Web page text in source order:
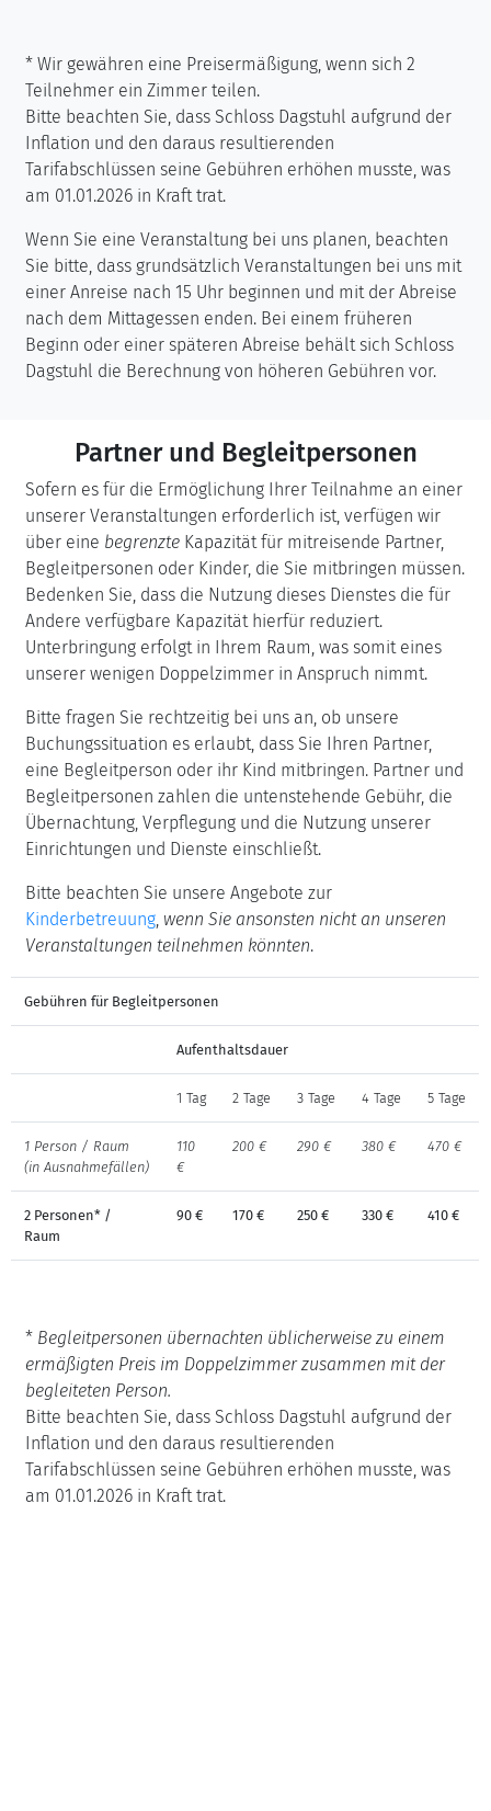
* Wir gewähren eine Preisermäßigung, wenn sich 2
Teilnehmer ein Zimmer teilen.
Bitte beachten Sie, dass Schloss Dagstuhl aufgrund der
Inflation und den daraus resultierenden
Tarifabschlüssen seine Gebühren erhöhen musste, was
am 01.01.2026 in Kraft trat.
Wenn Sie eine Veranstaltung bei uns planen, beachten
Sie bitte, dass grundsätzlich Veranstaltungen bei uns mit
einer Anreise nach 15 Uhr beginnen und mit der Abreise
nach dem Mittagessen enden. Bei einem früheren
Beginn oder einer späteren Abreise behält sich Schloss
Dagstuhl die Berechnung von höheren Gebühren vor.
Partner und Begleitpersonen
Sofern es für die Ermöglichung Ihrer Teilnahme an einer
unserer Veranstaltungen erforderlich ist, verfügen wir
über eine begrenzte Kapazität für mitreisende Partner,
Begleitpersonen oder Kinder, die Sie mitbringen müssen.
Bedenken Sie, dass die Nutzung dieses Dienstes die für
Andere verfügbare Kapazität hierfür reduziert.
Unterbringung erfolgt in Ihrem Raum, was somit eines
unserer wenigen Doppelzimmer in Anspruch nimmt.
Bitte fragen Sie rechtzeitig bei uns an, ob unsere
Buchungssituation es erlaubt, dass Sie Ihren Partner,
eine Begleitperson oder ihr Kind mitbringen. Partner und
Begleitpersonen zahlen die untenstehende Gebühr, die
Übernachtung, Verpflegung und die Nutzung unserer
Einrichtungen und Dienste einschließt.
Bitte beachten Sie unsere Angebote zur
Kinderbetreuung, wenn Sie ansonsten nicht an unseren
Veranstaltungen teilnehmen könnten.
Gebühren für Begleitpersonen
Aufenthaltsdauer
1 Tag 2 Tage 3 Tage 4 Tage 5 Tage
1 Person / Raum
(in Ausnahmefällen)
110
€
200 € 290 € 380 € 470 €
2 Personen* /
Raum
90 € 170 € 250 € 330 € 410 €
* Begleitpersonen übernachten üblicherweise zu einem
ermäßigten Preis im Doppelzimmer zusammen mit der
begleiteten Person.
Bitte beachten Sie, dass Schloss Dagstuhl aufgrund der
Inflation und den daraus resultierenden
Tarifabschlüssen seine Gebühren erhöhen musste, was
am 01.01.2026 in Kraft trat.